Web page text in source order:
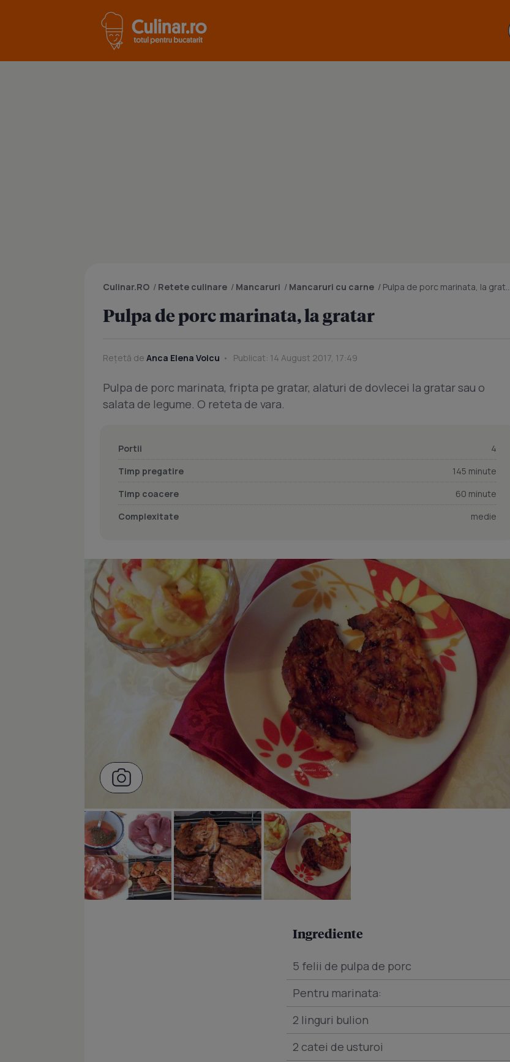
Culinar.RO / Retete culinare / Mancaruri / Mancaruri cu carne / Pulpa de porc marinata, la gratar
Pulpa de porc marinata, la gratar
Rețetă de Anca Elena Voicu Publicat: 14 August 2017, 17:49
Pulpa de porc marinata, fripta pe gratar, alaturi de dovlecei la gratar sau o
salata de legume. O reteta de vara.
Portii
4
Timp pregatire
145 minute
Timp coacere
60 minute
Complexitate
medie
Ingrediente
5 felii de pulpa de porc
Pentru marinata:
2 linguri bulion
2 catei de usturoi